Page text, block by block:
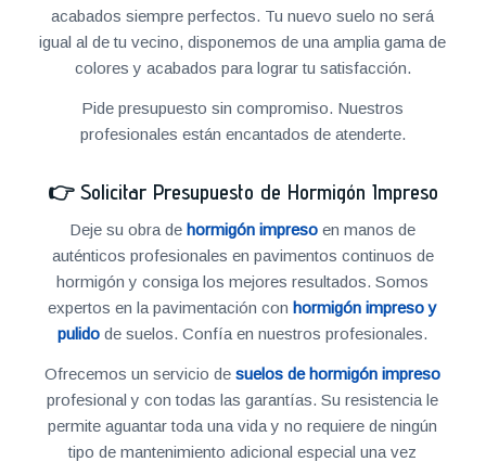
acabados siempre perfectos. Tu nuevo suelo no será
igual al de tu vecino, disponemos de una amplia gama de
colores y acabados para lograr tu satisfacción.
Pide presupuesto sin compromiso. Nuestros
profesionales están encantados de atenderte.
👉 Solicitar Presupuesto de Hormigón Impreso
Deje su obra dehormigón impreso en manos de
auténticos profesionales en pavimentos continuos de
hormigón y consiga los mejores resultados. Somos
expertos en la pavimentación conhormigón impreso y
pulido de suelos. Confía en nuestros profesionales.
Ofrecemos un servicio desuelos de hormigón impreso
profesional y con todas las garantías. Su resistencia le
permite aguantar toda una vida y no requiere de ningún
tipo de mantenimiento adicional especial una vez